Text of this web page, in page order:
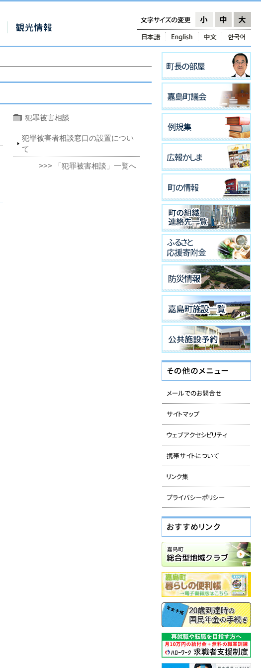
犯罪被害相談
犯罪被害者相談窓口の設置につい
て
>>> 「犯罪被害相談」一覧へ